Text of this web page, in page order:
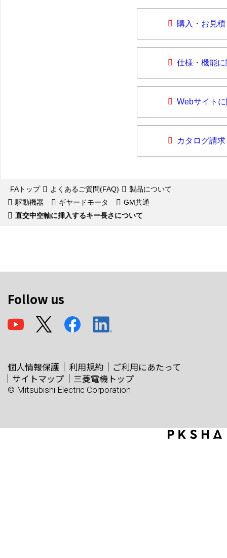
購入・お見
仕様・機能
Webサイト
カタログ請求
FAトップ よくあるご質問(FAQ)
製品について
駆動機器
ギヤードモータ
GM共通
直交中空軸に挿入するキー長さについて
Follow us
個人情報保護 利用規約
ご利用にあたって
サイトマップ
三菱電機トップ
© Mitsubishi Electric Corporation